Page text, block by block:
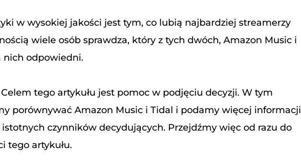
w wysokiej jakości jest tym, co lubią najbardziej streamerzy
wiele osób sprawdza, który z tych dwóch, Amazon Music i
nich odpowiedni.
tego artykułu jest pomoc w podjęciu decyzji. W tym
porównywać Amazon Music i Tidal i podamy więcej informacji
czynników decydujących. Przejdźmy więc od razu do
tego artykułu.